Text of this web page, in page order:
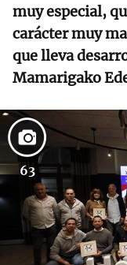
muy especial,
carácter muy
que lleva
Mamarigako
63